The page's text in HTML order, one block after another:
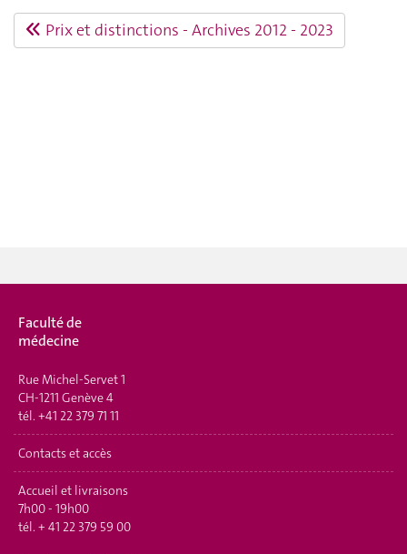
Prix et distinctions - Archives 2012 - 2023
Faculté de
médecine
Rue Michel-Servet 1
CH-1211 Genève 4
tél. +41 22 379 71 11
Contacts et accès
Accueil et livraisons
7h00 - 19h00
tél. + 41 22 379 59 00